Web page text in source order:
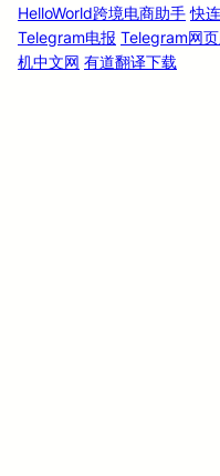
HelloWorld跨境电商助手 快
Telegram电报 Telegram网
机中文网 有道翻译下载